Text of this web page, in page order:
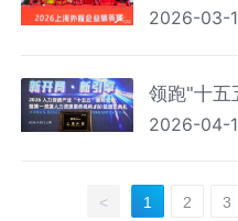
服企业精
2026-03-
领跑"十五
2026第一
2026-04-
< 1 2 3